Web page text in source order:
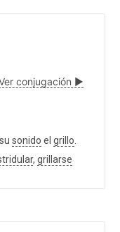
conjugación ▶
sonido el grillo
, grillarse